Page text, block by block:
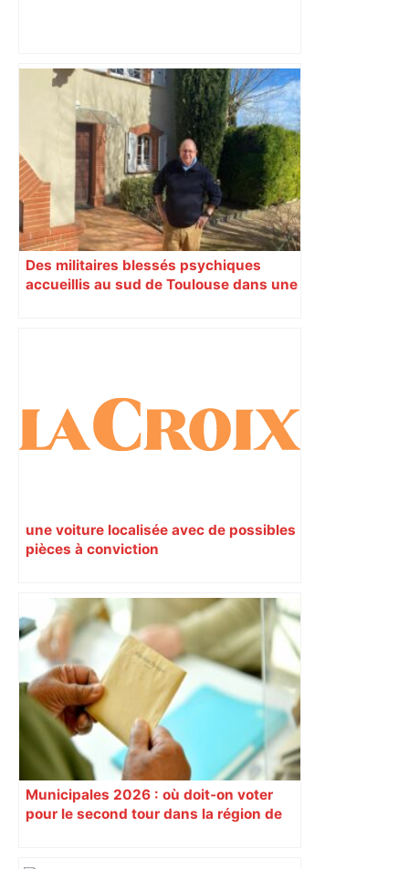
A680 Toulouse fermée dans les 2 sens
– Radio VINCI Autoroutes
Des militaires blessés psychiques
accueillis au sud de Toulouse dans une
une voiture localisée avec de possibles
pièces à conviction
Municipales 2026 : où doit-on voter
pour le second tour dans la région de